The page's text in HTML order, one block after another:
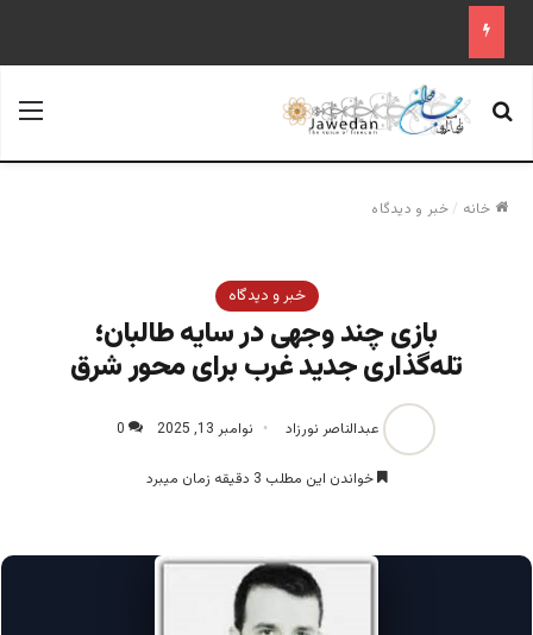
جستجو برای
خانه /خبر و دیدگاه
خبر و دیدگاه
بازی چند وجهی در سایه طالبان؛
تله‌گذاری جدید غرب برای محور شرق‎
عبدالناصر نورزاد نوامبر 13, 2025 0
خواندن این مطلب 3 دقیقه زمان میبرد